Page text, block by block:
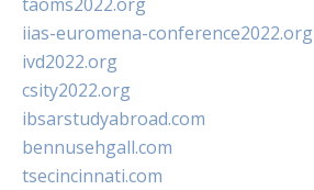
iias-euromena-conference2022.org
ivd2022.org
csity2022.org
ibsarstudyabroad.com
bennusehgall.com
tsecincinnati.com